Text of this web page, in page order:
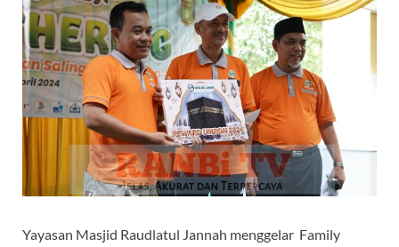
Yayasan Masjid Raudlatul Jannah menggelar Family